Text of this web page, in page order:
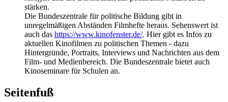
stärken.
Die Bundeszentrale für politische Bildung gibt in
unregelmäßigen Abständen Filmhefte heraus. Sehenswert ist
auch das https://www.kinofenster.de/. Hier gibt es Infos zu
aktuellen Kinofilmen zu politischen Themen - dazu
Hintergründe, Portraits, Interviews und Nachrichten aus dem
Film- und Medienbereich. Die Bundeszentrale bietet auch
Kinoseminare für Schulen an.
Seitenfuß